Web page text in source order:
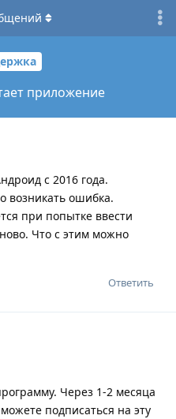
приложение
с 2016 года.
возникать ошибка.
при попытке ввести
Что с этим можно
Ответить
Через 1-2 месяца
подписаться на эту